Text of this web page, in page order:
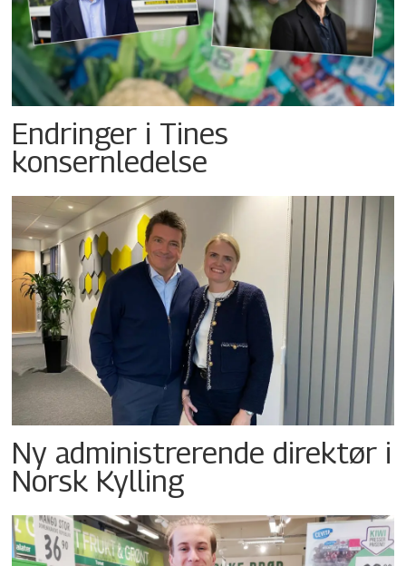
Endringer i Tines
konsernledelse
Ny administrerende direktør i
Norsk Kylling